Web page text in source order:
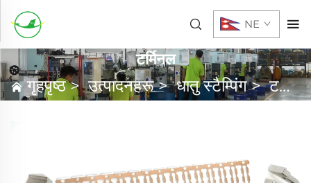
NE
टर्मिनल
गृहपृष्ठ>उत्पादनहरू>धातु स्टैम्पिंग>टर्मिनल